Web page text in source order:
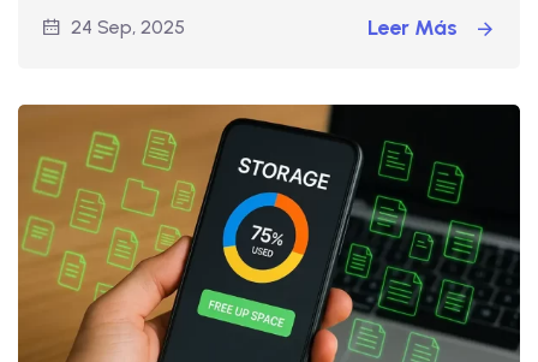
24 Sep, 2025 Leer Más